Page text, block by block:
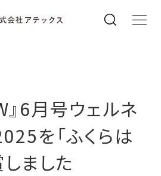
』6月号ウェルネ
を「ふくらは
ました